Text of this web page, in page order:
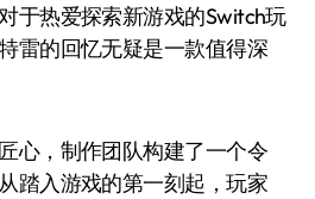
于热爱探索新游戏的Switch玩
雷的回忆无疑是一款值得深
心，制作团队构建了一个令
踏入游戏的第一刻起，玩家